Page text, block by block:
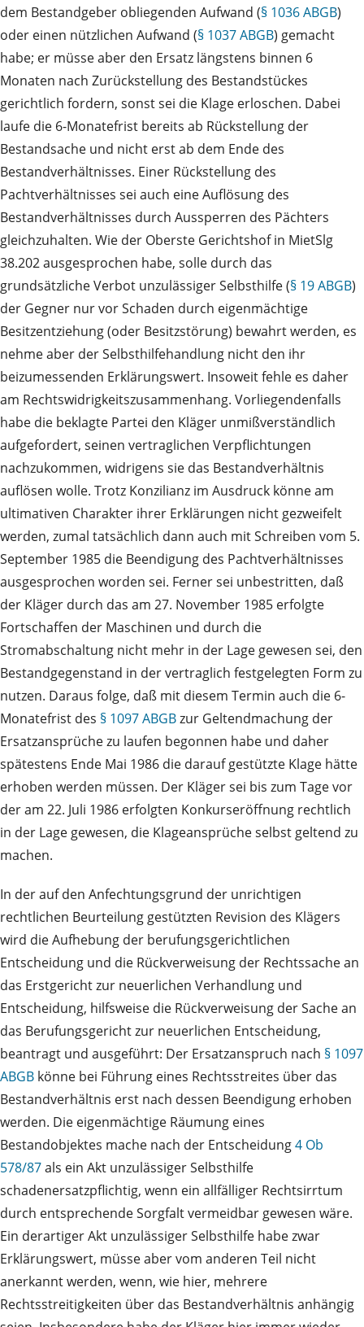
dem Bestandgeber obliegenden Aufwand (§ 1036 ABGB)
oder einen nützlichen Aufwand (§ 1037 ABGB) gemacht
habe; er müsse aber den Ersatz längstens binnen 6
Monaten nach Zurückstellung des Bestandstückes
gerichtlich fordern, sonst sei die Klage erloschen. Dabei
laufe die 6-Monatefrist bereits ab Rückstellung der
Bestandsache und nicht erst ab dem Ende des
Bestandverhältnisses. Einer Rückstellung des
Pachtverhältnisses sei auch eine Auflösung des
Bestandverhältnisses durch Aussperren des Pächters
gleichzuhalten. Wie der Oberste Gerichtshof in MietSlg
38.202 ausgesprochen habe, solle durch das
grundsätzliche Verbot unzulässiger Selbsthilfe (§ 19 ABGB)
der Gegner nur vor Schaden durch eigenmächtige
Besitzentziehung (oder Besitzstörung) bewahrt werden, es
nehme aber der Selbsthilfehandlung nicht den ihr
beizumessenden Erklärungswert. Insoweit fehle es daher
am Rechtswidrigkeitszusammenhang. Vorliegendenfalls
habe die beklagte Partei den Kläger unmißverständlich
aufgefordert, seinen vertraglichen Verpflichtungen
nachzukommen, widrigens sie das Bestandverhältnis
auflösen wolle. Trotz Konzilianz im Ausdruck könne am
ultimativen Charakter ihrer Erklärungen nicht gezweifelt
werden, zumal tatsächlich dann auch mit Schreiben vom 5.
September 1985 die Beendigung des Pachtverhältnisses
ausgesprochen worden sei. Ferner sei unbestritten, daß
der Kläger durch das am 27. November 1985 erfolgte
Fortschaffen der Maschinen und durch die
Stromabschaltung nicht mehr in der Lage gewesen sei, den
Bestandgegenstand in der vertraglich festgelegten Form zu
nutzen. Daraus folge, daß mit diesem Termin auch die 6-
Monatefrist des § 1097 ABGBzur Geltendmachung der
Ersatzansprüche zu laufen begonnen habe und daher
spätestens Ende Mai 1986 die darauf gestützte Klage hätte
erhoben werden müssen. Der Kläger sei bis zum Tage vor
der am 22. Juli 1986 erfolgten Konkurseröffnung rechtlich
in der Lage gewesen, die Klageansprüche selbst geltend zu
machen.
In der auf den Anfechtungsgrund der unrichtigen
rechtlichen Beurteilung gestützten Revision des Klägers
wird die Aufhebung der berufungsgerichtlichen
Entscheidung und die Rückverweisung der Rechtssache an
das Erstgericht zur neuerlichen Verhandlung und
Entscheidung, hilfsweise die Rückverweisung der Sache an
das Berufungsgericht zur neuerlichen Entscheidung,
beantragt und ausgeführt: Der Ersatzanspruch nach § 1097
ABGB könne bei Führung eines Rechtsstreites über das
Bestandverhältnis erst nach dessen Beendigung erhoben
werden. Die eigenmächtige Räumung eines
Bestandobjektes mache nach der Entscheidung4 Ob
578/87als ein Akt unzulässiger Selbsthilfe
schadenersatzpflichtig, wenn ein allfälliger Rechtsirrtum
durch entsprechende Sorgfalt vermeidbar gewesen wäre.
Ein derartiger Akt unzulässiger Selbsthilfe habe zwar
Erklärungswert, müsse aber vom anderen Teil nicht
anerkannt werden, wenn, wie hier, mehrere
Rechtsstreitigkeiten über das Bestandverhältnis anhängig